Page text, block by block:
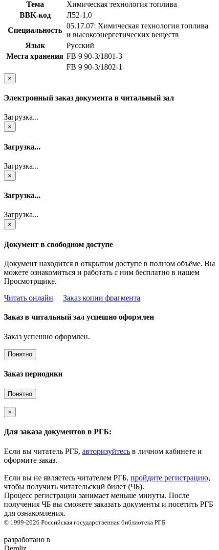
Тема
Химическая технология топлива
BBK-код
Л52-1,0
Специальность
05.17.07: Химическая технология топлива
и высокоэнергетических веществ
Язык
Русский
Места хранения FB 9 90-3/1801-3
FB 9 90-3/1802-1
×
Электронный заказ документа в читальный зал
Загрузка...
×
Загрузка...
Загрузка...
×
Загрузка...
Загрузка...
×
Документ в свободном доступе
Документ находится в открытом доступе в полном объёме. Вы
можете ознакомиться и работать с ним бесплатно в нашем
Просмотрщике.
Читать онлайн
Заказ копии фрагмента
Заказ в читальный зал успешно оформлен
Заказ успешно оформлен.
Понятно
Заказ периодики
Понятно
×
Для заказа документов в РГБ:
Если вы читатель РГБ, авторизуйтесь в личном кабинете и
оформите заказ.
Если вы не являетесь читателем РГБ, пройдите регистрацию,
чтобы получить читательский билет (ЧБ).
Процесс регистрации занимает меньше минуты. После
получения ЧБ вы сможете заказать документы и посетить РГБ
для ознакомления.
© 1999-2026 Российская государственная библиотека РГБ
разработано в
Demliz